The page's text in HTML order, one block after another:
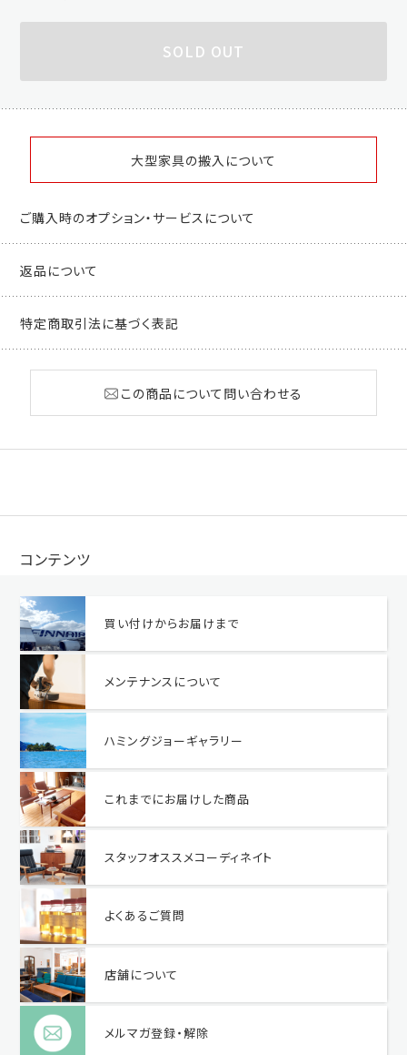
SOLD OUT
大型家具の搬入について
ご購入時のオプション・サービスについて
返品について
特定商取引法に基づく表記
この商品について問い合わせる
コンテンツ
買い付けからお届けまで
メンテナンスについて
ハミングジョーギャラリー
これまでにお届けした商品
スタッフオススメコーディネイト
よくあるご質問
店舗について
メルマガ登録・解除